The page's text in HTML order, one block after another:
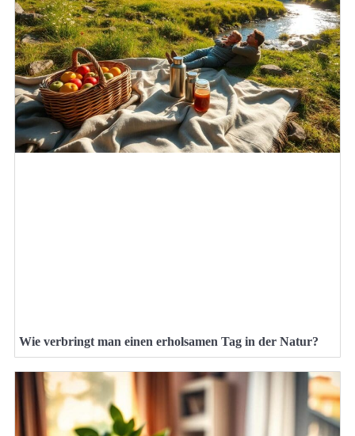
Wie verbringt man einen erholsamen Tag in der Natur?